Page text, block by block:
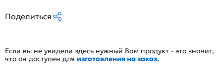
Поделиться
Если вы не увидели здесь нужный Вам продукт - это значит,
что он доступен для изготовления на заказ.